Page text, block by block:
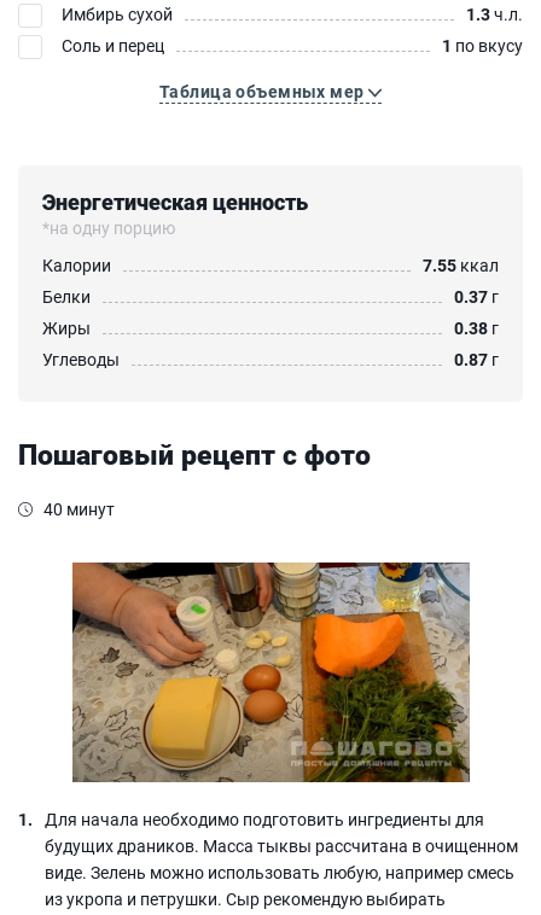
Имбирь сухой
1.3ч.л.
Соль и перец
1 по вкусу
Таблица объемных мер
Энергетическая ценность
*на одну порцию
Калории
7.55 ккал
Белки
0.37 г
Жиры
0.38 г
Углеводы
0.87 г
Пошаговый рецепт с фото
40 минут
Для начала необходимо подготовить ингредиенты для
будущих драников. Масса тыквы рассчитана в очищенном
виде. Зелень можно использовать любую, например смесь
из укропа и петрушки. Сыр рекомендую выбирать